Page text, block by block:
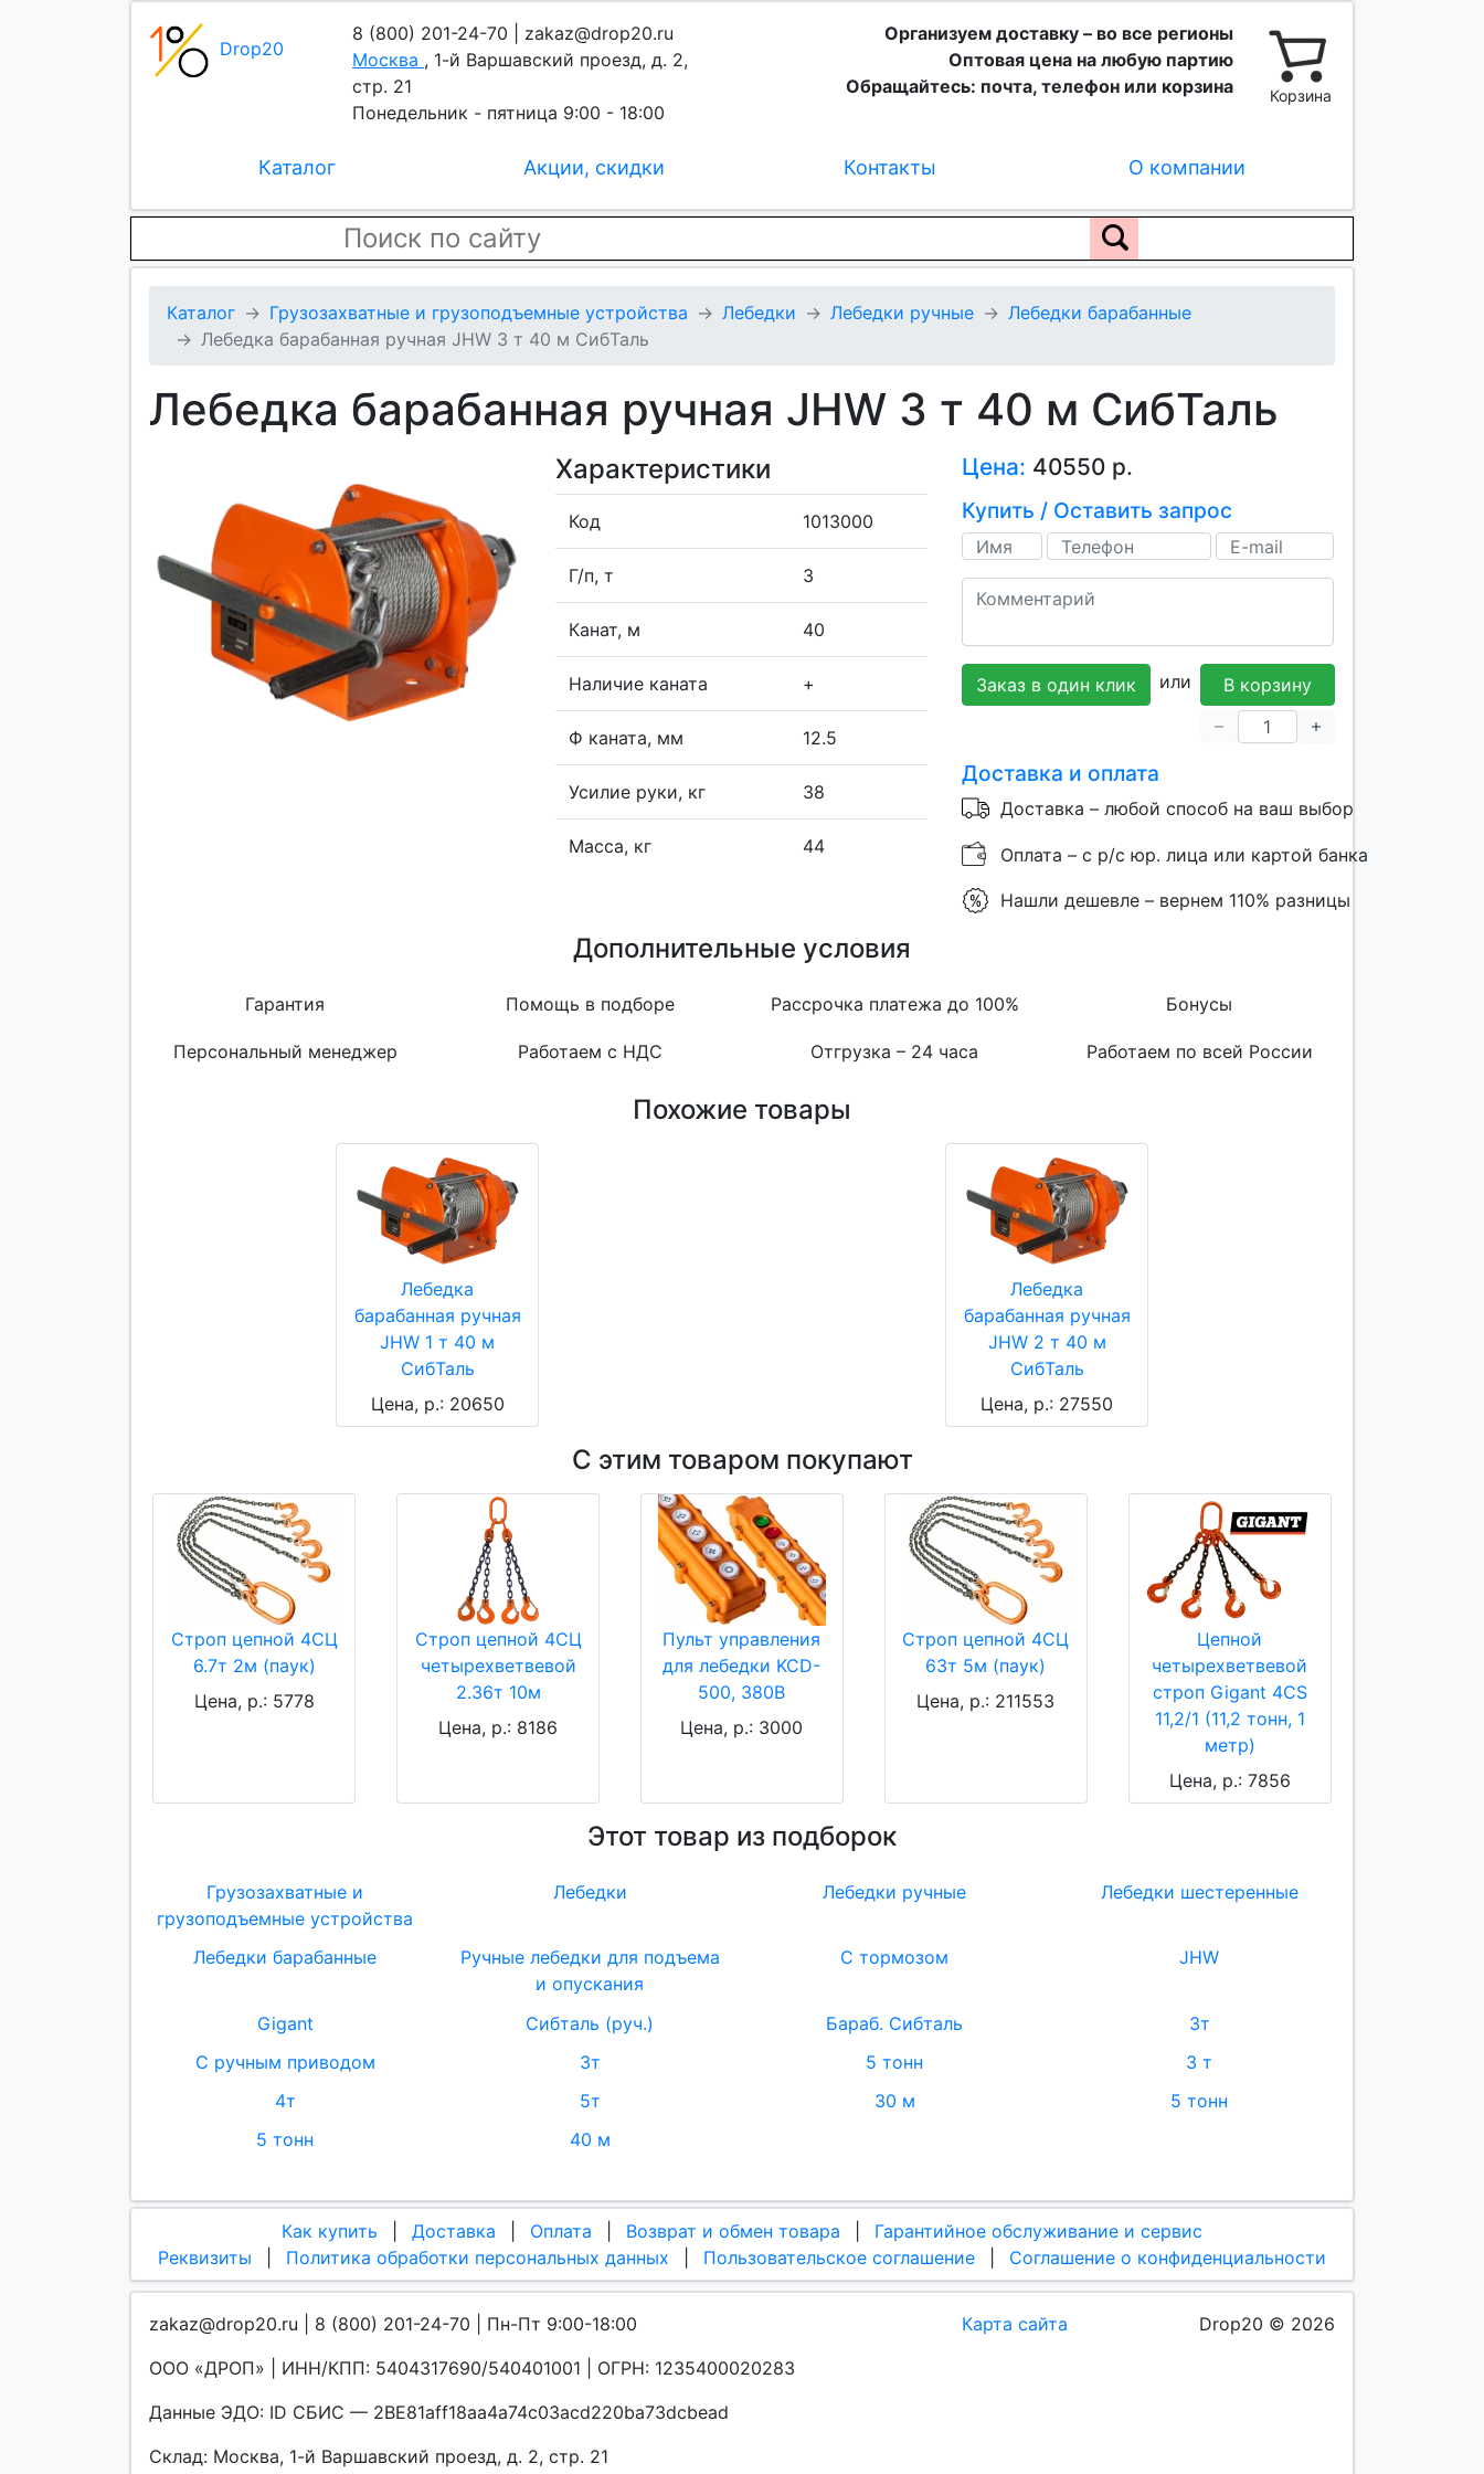
Drop20
8 (800) 201-24-70 | zakaz@drop20.ru
Москва , 1-й Варшавский проезд, д. 2,
стр. 21
Понедельник - пятница 9:00 - 18:00
Организуем доставку – во все регионы
Оптовая цена на любую партию
Обращайтесь: почта, телефон или корзина
Корзина
Каталог Акции, скидки Контакты О компании
Каталог Грузозахватные и грузоподъемные устройства Лебедки Лебедки ручные
Лебедки барабанные
Лебедка барабанная ручная JHW 3 т 40 м СибТаль
Лебедка барабанная ручная JHW 3 т 40 м СибТаль
Характеристики
Код 1013000
Г/п, т 3
Канат, м 40
Наличие каната +
Ф каната, мм 12.5
Усилие руки, кг 38
Масса, кг 44
Цена: 40550 р.
Купить / Оставить запрос
Заказ в один клик или В корзину
Доставка и оплата
Доставка – любой способ на ваш выбор
Оплата – с р/с юр. лица или картой банка
Нашли дешевле – вернем 110% разницы
Дополнительные условия
Гарантия Помощь в подборе Рассрочка платежа до 100% Бонусы
Персональный менеджер Работаем с НДС Отгрузка – 24 часа Работаем по всей России
Похожие товары
Лебедка
барабанная ручная
JHW 1 т 40 м
СибТаль
Цена, р.: 20650
Лебедка
барабанная ручная
JHW 2 т 40 м
СибТаль
Цена, р.: 27550
С этим товаром покупают
Строп цепной 4СЦ
6.7т 2м (паук)
Цена, р.: 5778
Строп цепной 4СЦ
четырехветвевой
2.36т 10м
Цена, р.: 8186
Пульт управления
для лебедки KCD-
500, 380В
Цена, р.: 3000
Строп цепной 4СЦ
63т 5м (паук)
Цена, р.: 211553
Цепной
четырехветвевой
строп Gigant 4CS
11,2/1 (11,2 тонн, 1
метр)
Цена, р.: 7856
Этот товар из подборок
Грузозахватные и
грузоподъемные устройства
Лебедки Лебедки ручные Лебедки шестеренные
Лебедки барабанные
Ручные лебедки для подъема
и опускания
С тормозом JHW
Gigant Сибталь (руч.) Бараб. Сибталь
3т
С ручным приводом
3т 5 тонн
3 т
4т
5т 30 м
5 тонн
5 тонн
40 м
Как купить Доставка Оплата Возврат и обмен товара
Гарантийное обслуживание и сервис
Реквизиты
Политика обработки персональных данных Пользовательское соглашение Соглашение о конфиденциальности
zakaz@drop20.ru | 8 (800) 201-24-70 | Пн-Пт 9:00-18:00
ООО «ДРОП» | ИНН/КПП: 5404317690/540401001 | ОГРН: 1235400020283
Данные ЭДО: ID СБИС — 2BE81aff18aa4a74c03acd220ba73dcbead
Склад: Москва, 1-й Варшавский проезд, д. 2, стр. 21
Карта сайта Drop20 © 2026